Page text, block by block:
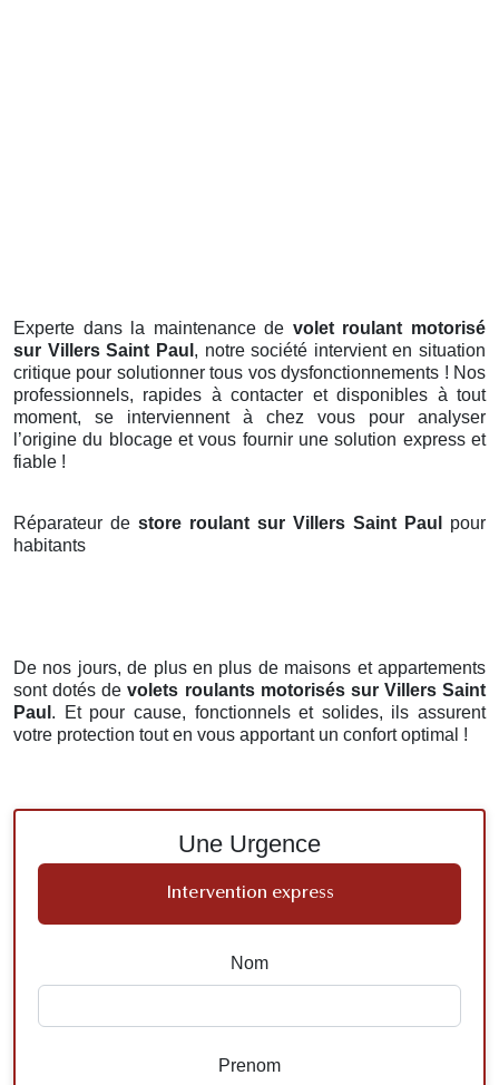
Experte dans la maintenance de volet roulant motorisé
sur Villers Saint Paul , notre société intervient en situation
critique pour solutionner tous vos dysfonctionnements ! Nos
professionnels, rapides à contacter et disponibles à tout
moment, se interviennent à chez vous pour analyser
l’origine du blocage et vous fournir une solution express et
fiable !
Réparateur de store roulant sur Villers Saint Paul pour
habitants
De nos jours, de plus en plus de maisons et appartements
sont dotés devolets roulants motorisés sur Villers Saint
Paul . Et pour cause, fonctionnels et solides, ils assurent
votre protection tout en vous apportant un confort optimal !
Une Urgence
Intervention express
Nom
Prenom